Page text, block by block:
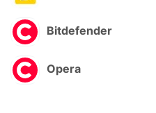
Bitdefender
Opera